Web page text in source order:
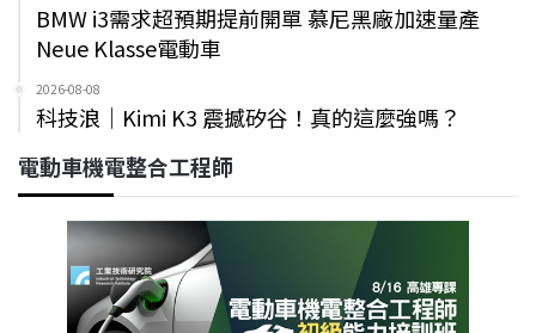
BMW i3需求超預期提前開單 慕尼黑廠加速量產
Neue Klasse電動車
2026-08-08
科技浪｜Kimi K3 震撼矽谷！真的這麼強嗎？
電動車機電整合工程師